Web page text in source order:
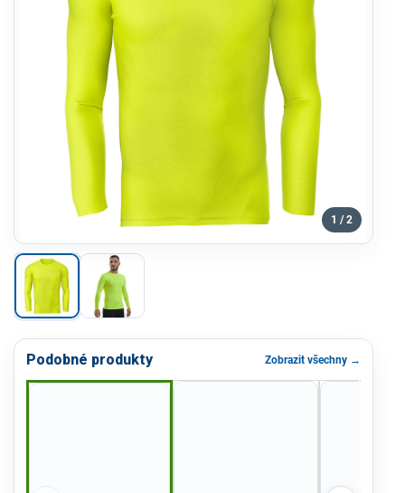
1 / 2
Podobné produkty Zobrazit všechny →